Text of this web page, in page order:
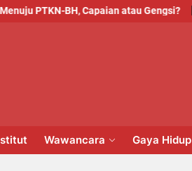
PTKN-BH, Capaian atau Gengsi?
Wawancara Gaya Hidup